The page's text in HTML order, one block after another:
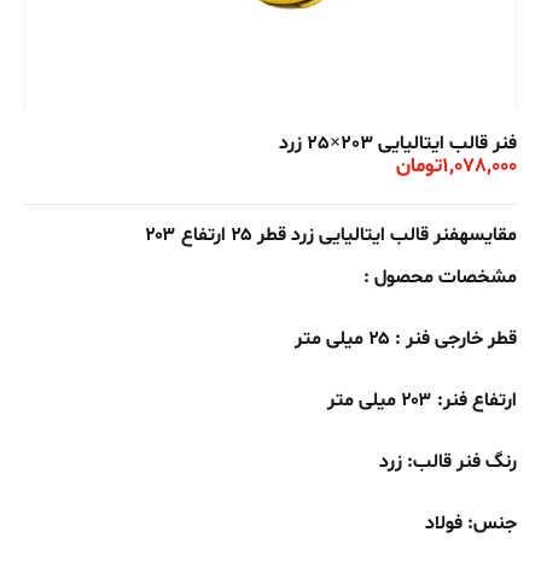
فنر قالب ایتالیایی 203×25 زرد
1,078,000تومان
مقایسهفنر قالب ایتالیایی زرد قطر ۲۵ ارتفاع ۲۰۳
مشخصات محصول :
قطر خارجی فنر : ۲۵ میلی متر
ارتفاع فنر: ۲۰۳ میلی متر
رنگ فنر قالب: زرد
جنس: فولاد